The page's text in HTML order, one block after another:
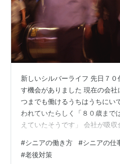
新しいシルバーライフ 先日７
す機会がありました 現在の会
つまでも働けるうちはうちにい
われていたらしく「８０歳まで
えていたそうです」 会社が吸収
ると入ってくる 「前社長がやさ
が、このままではシルバーしか
#シニアの働き方 #シニアの仕
#老後対策